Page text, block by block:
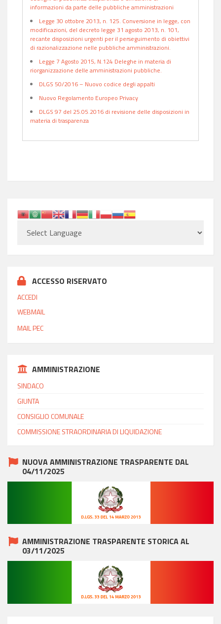
informazioni da parte delle pubbliche amministrazioni
Legge 30 ottobre 2013, n. 125. Conversione in legge, con
modificazioni, del decreto legge 31 agosto 2013, n. 101,
recante disposizioni urgenti per il perseguimento di obiettivi
di razionalizzazione nelle pubbliche amministrazioni.
Legge 7 Agosto 2015, N.124 Deleghe in materia di
riorganizzazione delle amministrazioni pubbliche.
DLGS 50/2016 – Nuovo codice degli appalti
Nuovo Regolamento Europeo Privacy
DLGS 97 del 25.05.2016 di revisione delle disposizioni in
materia di trasparenza
ACCESSO RISERVATO
ACCEDI
WEBMAIL
MAIL PEC
AMMINISTRAZIONE
SINDACO
GIUNTA
CONSIGLIO COMUNALE
COMMISSIONE STRAORDINARIA DI LIQUIDAZIONE
NUOVA AMMINISTRAZIONE TRASPARENTE DAL
04/11/2025
AMMINISTRAZIONE TRASPARENTE STORICA AL
03/11/2025